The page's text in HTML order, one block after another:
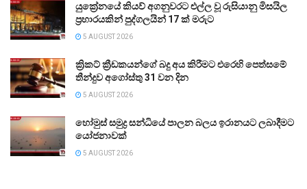
යුක්‍රේනයේ කියව් අගනුවරට එල්ල වූ රුසියානු මිසයිල
ප්‍රහාරයකින් පුද්ගලයින් 17 ක් මරුට
5 AUGUST 2026
ක්‍රිකට් ක්‍රීඩකයන්ගේ බදු අය කිරීමට එරෙහි පෙත්සමේ
තීන්දුව අගෝස්තු 31 වන දින
5 AUGUST 2026
හෝමුස් සමුද්‍ර සන්ධියේ පාලන බලය ඉරානයට ලබාදීමට
යෝජනාවක්
5 AUGUST 2026